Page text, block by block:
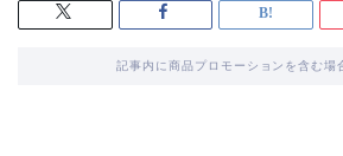
記事内に商品プロモーションを含む場